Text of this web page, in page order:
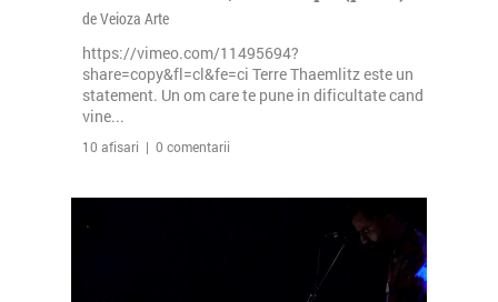
de Veioza Arte
https://vimeo.com/11495694?
share=copy&fl=cl&fe=ci Terre Thaemlitz este un
statement. Un om care te pune in dificultate cand
vine...
10 afisari | 0 comentarii